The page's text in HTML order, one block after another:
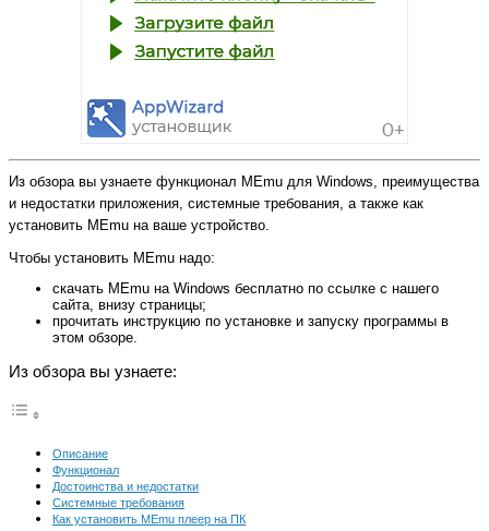
Из обзора вы узнаете функционал MEmu для Windows, преимущества
и недостатки приложения, системные требования, а также как
установить MEmu на ваше устройство.
Чтобы установить MEmu надо:
скачать MEmu на Windows бесплатно по ссылке с нашего
сайта, внизу страницы;
прочитать инструкцию по установке и запуску программы в
этом обзоре.
Из обзора вы узнаете:
Описание
Функционал
Достоинства и недостатки
Системные требования
Как установить MEmu плеер на ПК